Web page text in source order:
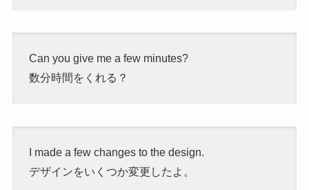
Can you give me a few minutes?
数分時間をくれる？
I made a few changes to the design.
デザインをいくつか変更したよ。